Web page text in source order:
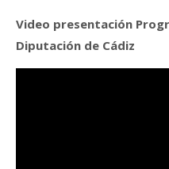
Video presentación
Diputación de Cádiz